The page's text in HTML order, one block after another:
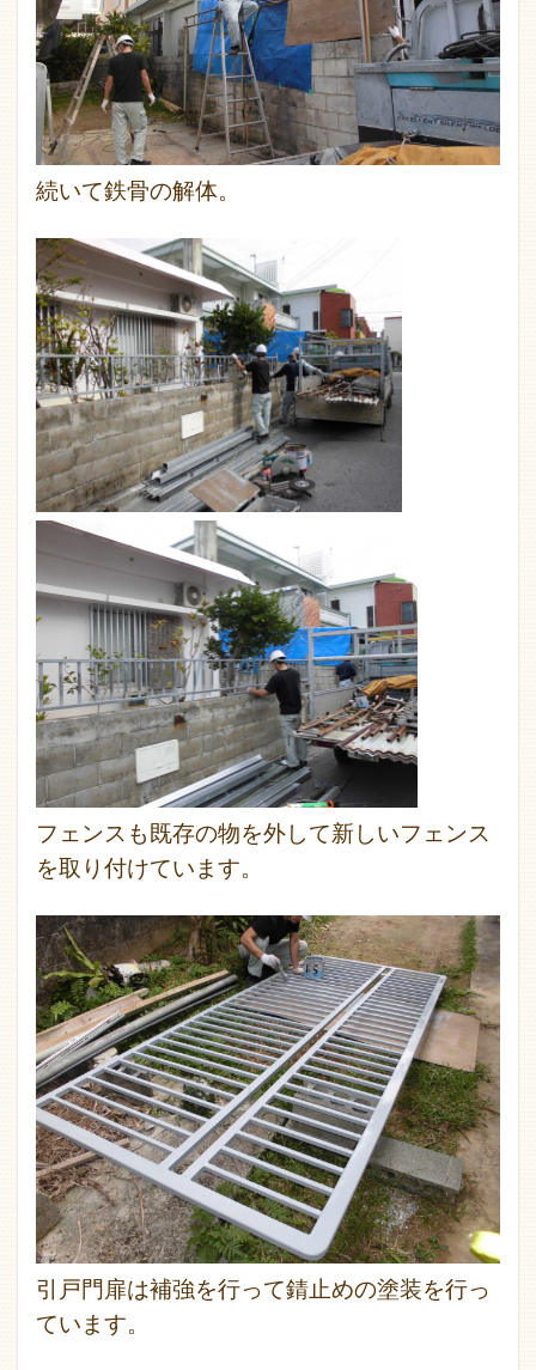
続いて鉄骨の解体。
フェンスも既存の物を外して新しいフェンス
を取り付けています。
引戸門扉は補強を行って錆止めの塗装を行っ
ています。